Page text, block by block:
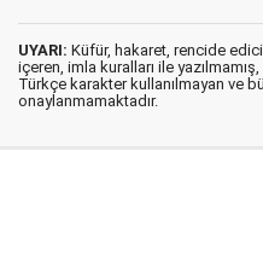
UYARI: Küfür, hakaret, rencide
içeren, imla kuralları ile yazılmamış,
Türkçe karakter kullanılmayan ve
onaylanmamaktadır.